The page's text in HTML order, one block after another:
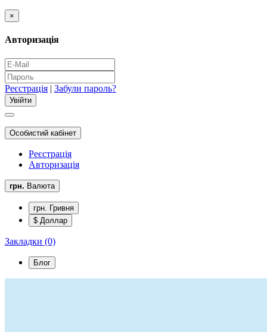
×
Авторизація
Реєстрація | Забули пароль?
Особистий кабінет
Реєстрація
Авторизація
грн. Валюта
грн. Гривня
$ Доллар
Закладки (0)
Блог